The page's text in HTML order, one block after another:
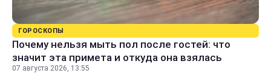
ГОРОСКОПЫ
Почему нельзя мыть пол после гостей: что
значит эта примета и откуда она взялась
07 августа 2026, 13:55